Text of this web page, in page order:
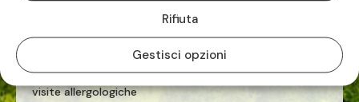
Rifiuta
Gestisci opzioni
visite cardiologiche
visite ginecologiche
visite fisiatriche
visite allergologiche